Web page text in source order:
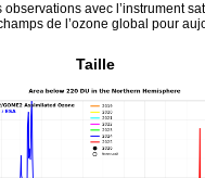
avec l’instrument
de l’ozone global pour
Taille